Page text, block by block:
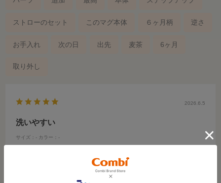
ストローのセット このマグ本体 ６ヶ月柄 逆さ
お手入れ 次の日 出先 麦茶 6ヶ月
取り外し
2026.6.5
洗いやすい
サイズ：- カラー：-
用途:お食事